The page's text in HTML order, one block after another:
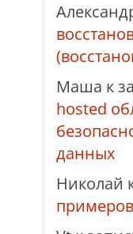
Маша к
hosted
данных
Николай